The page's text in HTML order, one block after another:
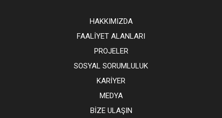
HAKKIMIZDA
FAALİYET ALANLARI
PROJELER
SOSYAL SORUMLULUK
KARİYER
MEDYA
BİZE ULAŞIN